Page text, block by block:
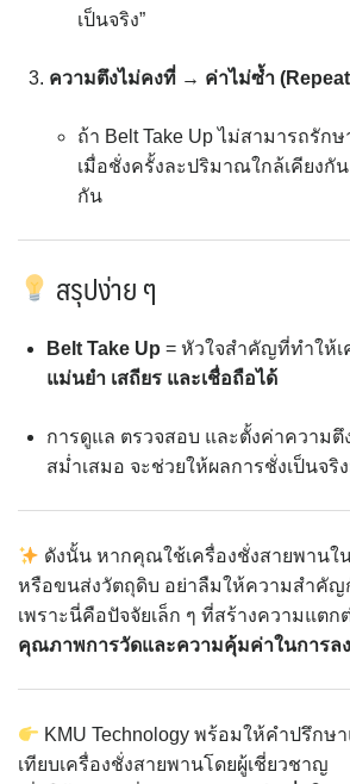
เป็นจริง”
ความตึงไม่คงที่ → ค่าไม่ซ้ำ
ถ้า Belt Take Up ไม่สามารถรัก
เมื่อชั่งครั้งละปริมาณใกล้เคียงกั
กัน
สรุปง่าย ๆ
Belt Take Up = หัวใจสำคัญที่ทำให้เ
แม่นยำ เสถียร และเชื่อถือได้
การดูแล ตรวจสอบ และตั้งค่าความตึ
สม่ำเสมอ จะช่วยให้ผลการชั่งเป็นจริ
ดังนั้น หากคุณใช้เครื่องชั่งสายพานใ
หรือขนส่งวัตถุดิบ อย่าลืมให้ความสำคัญ
เพราะนี่คือปัจจัยเล็ก ๆ ที่สร้างความแต
คุณภาพการวัดและความคุ้มค่าในการล
KMU Technology พร้อมให้คำปรึกษ
เทียบเครื่องชั่งสายพานโดยผู้เชี่ยวชาญ